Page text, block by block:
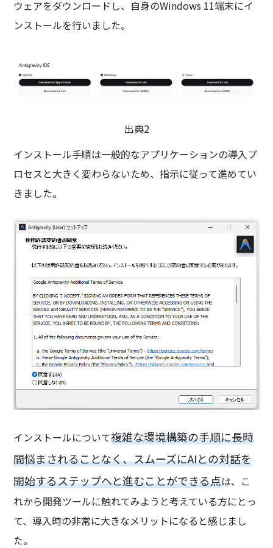
ウェアをダウンロードし、自身のWindows 11端末にイ
ンストールを行いました。
出典2
インストール手順は一般的なアプリケーションの導入プ
ロセスと大きく変わらないため、指示に従って進めてい
きました。
インストールについて複雑な環境構築の手順に長時
間悩まされることなく、スムーズにAIとの対話を
開始するステップへと進むことができる点は、こ
れから開発ツールに触れてみようと考えている方にとっ
て、導入時の非常に大きなメリットになると感じまし
た。